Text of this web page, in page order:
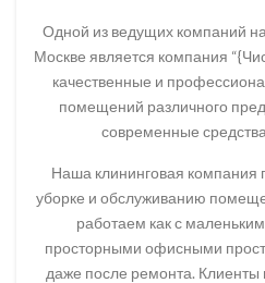
Одной из ведущих компаний
Москве является компания
качественные и
помещений различного
современные
Наша клининговая компания
уборке и обслуживанию
работаем как с
просторными офисными
даже после ремонта. Клиенты